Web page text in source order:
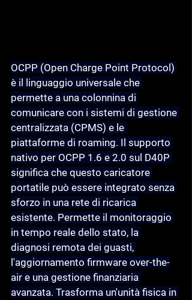
OCPP (Open Charge Point Protocol)
è il linguaggio universale che
permette a una colonnina di
comunicare con i sistemi di gestione
centralizzata (CPMS) e le
piattaforme di roaming. Il supporto
nativo per OCPP 1.6 e 2.0 sul D40P
significa che questo caricatore
portatile può essere integrato senza
sforzo in una rete di ricarica
esistente. Permette il monitoraggio
in tempo reale dello stato, la
diagnosi remota dei guasti,
l'aggiornamento firmware over-the-
air e una gestione finanziaria
avanzata. Trasforma un'unità fisica in